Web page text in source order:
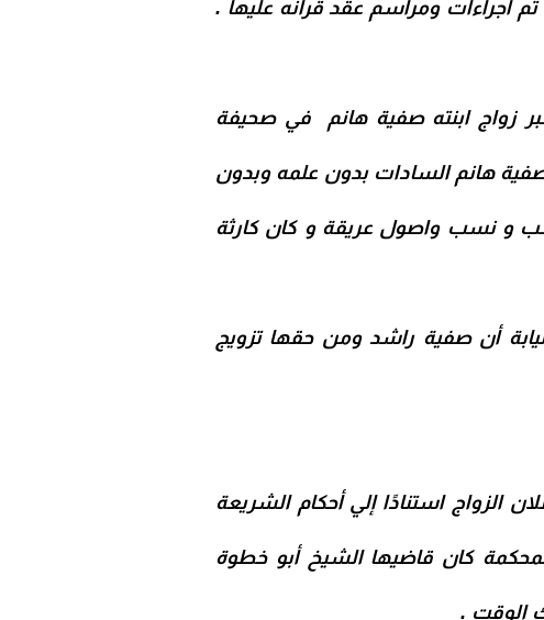
اجراءات ومراسم عقد قرانه عليها .
زواج ابنته صفية هانم في صحيفة
هانم السادات بدون علمه وبدون
و نسب واصول عريقة و كان كارثة
أن صفية راشد ومن حقها تزويج
الزواج استنادًا إلي أحكام الشريعة
لمحكمة كان قاضيها الشيخ أبو خطوة